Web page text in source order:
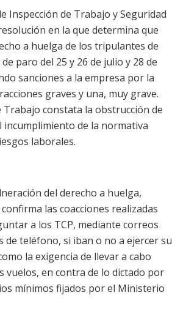
Inspección de Trabajo y Seguridad
en la que determina que
a huelga de los tripulantes de
paro del 25 y 26 de julio y 28 de
sanciones a la empresa por la
graves y una, muy grave.
Trabajo constata la obstrucción de
de la normativa
laborales.
del derecho a huelga,
las coacciones realizadas
a los TCP, mediante correos
de teléfono, si iban o no a ejercer su
la exigencia de llevar a cabo
vuelos, en contra de lo dictado por
mínimos fijados por el Ministerio